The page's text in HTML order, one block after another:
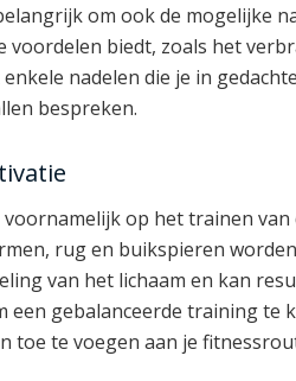
om ook de mogelijke
voordelen biedt, zoals het
nadelen die je in
bespreken.
op het trainen
rug en buikspieren
van het lichaam en kan
een gebalanceerde training te
toe te voegen aan je